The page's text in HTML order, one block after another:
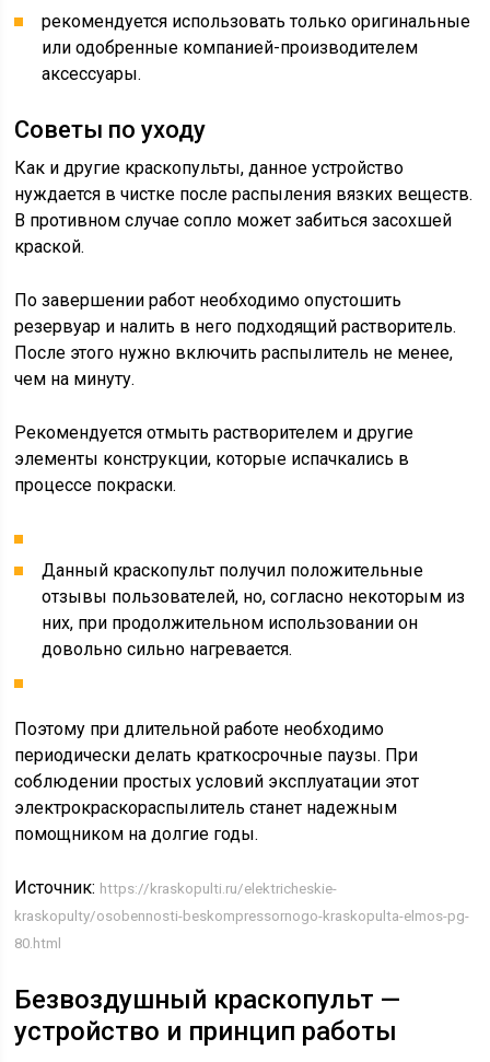
рекомендуется использовать только оригинальные
или одобренные компанией-производителем
аксессуары.
Советы по уходу
Как и другие краскопульты, данное устройство
нуждается в чистке после распыления вязких веществ.
В противном случае сопло может забиться засохшей
краской.
По завершении работ необходимо опустошить
резервуар и налить в него подходящий растворитель.
После этого нужно включить распылитель не менее,
чем на минуту.
Рекомендуется отмыть растворителем и другие
элементы конструкции, которые испачкались в
процессе покраски.
Данный краскопульт получил положительные
отзывы пользователей, но, согласно некоторым из
них, при продолжительном использовании он
довольно сильно нагревается.
Поэтому при длительной работе необходимо
периодически делать краткосрочные паузы. При
соблюдении простых условий эксплуатации этот
электрокраскораспылитель станет надежным
помощником на долгие годы.
Источник: https://kraskopulti.ru/elektricheskie-
kraskopulty/osobennosti-beskompressornogo-kraskopulta-elmos-pg-
80.html
Безвоздушный краскопульт —
устройство и принцип работы